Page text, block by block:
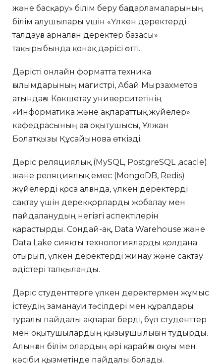
және басқару» білім беру бағдарламаларының
білім алушылары үшін «Үлкен деректерді
талдауға арналған деректер базасы»
тақырыбында қонақ дәрісі өтті.
Дәрісті онлайн форматта техника
ғылымдарының магистрі, Абай Мырзахметов
атындағы Көкшетау университетінің
«Информатика және ақпараттық жүйелер»
кафедрасының аға оқытушысы, Ұлжан
Болатқызы Құсайынова өткізді.
Дәріс реляциялық (MySQL, PostgreSQL ,acacle)
және реляциялық емес (MongoDB, Redis)
жүйелерді қоса алғанда, үлкен деректерді
сақтау үшін дерекқорларды жобалау мен
пайдаланудың негізгі аспектілерін
қарастырды. Сондай-ақ, Data Warehouse және
Data Lake сияқты технологияларды қолдана
отырып, үлкен деректерді жинау және сақтау
әдістері талқыланды.
Дәріс студенттерге үлкен деректермен жұмыс
істеудің заманауи тәсілдері мен құралдары
туралы пайдалы ақпарат берді, бұл студенттер
мен оқытушылардың қызығушылығын тудырды.
Алынған білім олардың әрі қарайғы оқуы мен
кәсіби қызметінде пайдалы болады.